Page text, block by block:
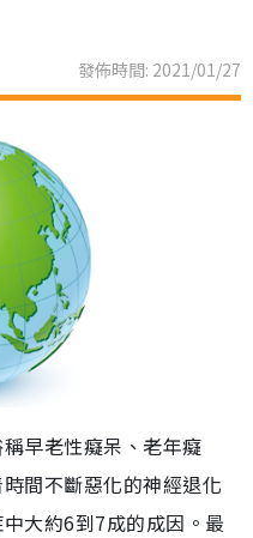
發佈時間: 2021/01/27
早老性癡呆、老年癡
間不斷惡化的神經退化
大約6到7成的成因。最